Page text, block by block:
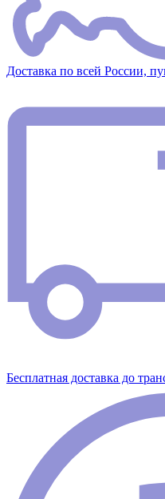
Доставка по всей России,
Бесплатная доставка до